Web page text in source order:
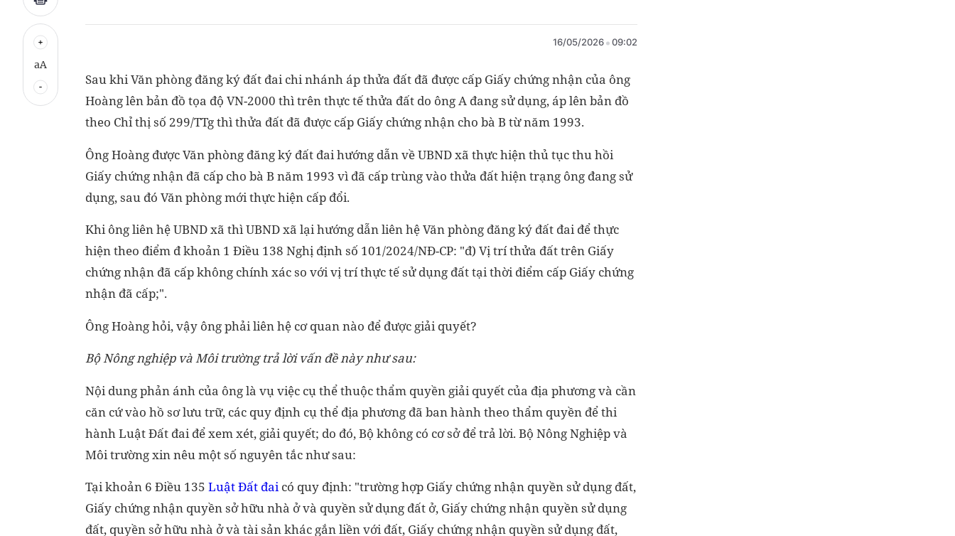
aA
16/05/2026 09:02
Sau khi Văn phòng đăng ký đất đai chi nhánh áp thửa đất đã được cấp Giấy chứng nhận của ông
Hoàng lên bản đồ tọa độ VN-2000 thì trên thực tế thửa đất do ông A đang sử dụng, áp lên bản đồ
theo Chỉ thị số 299/TTg thì thửa đất đã được cấp Giấy chứng nhận cho bà B từ năm 1993.
Ông Hoàng được Văn phòng đăng ký đất đai hướng dẫn về UBND xã thực hiện thủ tục thu hồi
Giấy chứng nhận đã cấp cho bà B năm 1993 vì đã cấp trùng vào thửa đất hiện trạng ông đang sử
dụng, sau đó Văn phòng mới thực hiện cấp đổi.
Khi ông liên hệ UBND xã thì UBND xã lại hướng dẫn liên hệ Văn phòng đăng ký đất đai để thực
hiện theo điểm đ khoản 1 Điều 138 Nghị định số 101/2024/NĐ-CP: "đ) Vị trí thửa đất trên Giấy
chứng nhận đã cấp không chính xác so với vị trí thực tế sử dụng đất tại thời điểm cấp Giấy chứng
nhận đã cấp;".
Ông Hoàng hỏi, vậy ông phải liên hệ cơ quan nào để được giải quyết?
Bộ Nông nghiệp và Môi trường trả lời vấn đề này như sau:
Nội dung phản ánh của ông là vụ việc cụ thể thuộc thẩm quyền giải quyết của địa phương và cần
căn cứ vào hồ sơ lưu trữ, các quy định cụ thể địa phương đã ban hành theo thẩm quyền để thi
hành Luật Đất đai để xem xét, giải quyết; do đó, Bộ không có cơ sở để trả lời. Bộ Nông Nghiệp và
Môi trường xin nêu một số nguyên tắc như sau:
Tại khoản 6 Điều 135 Luật Đất đaicó quy định: "trường hợp Giấy chứng nhận quyền sử dụng đất,
Giấy chứng nhận quyền sở hữu nhà ở và quyền sử dụng đất ở, Giấy chứng nhận quyền sử dụng
đất, quyền sở hữu nhà ở và tài sản khác gắn liền với đất, Giấy chứng nhận quyền sử dụng đất,